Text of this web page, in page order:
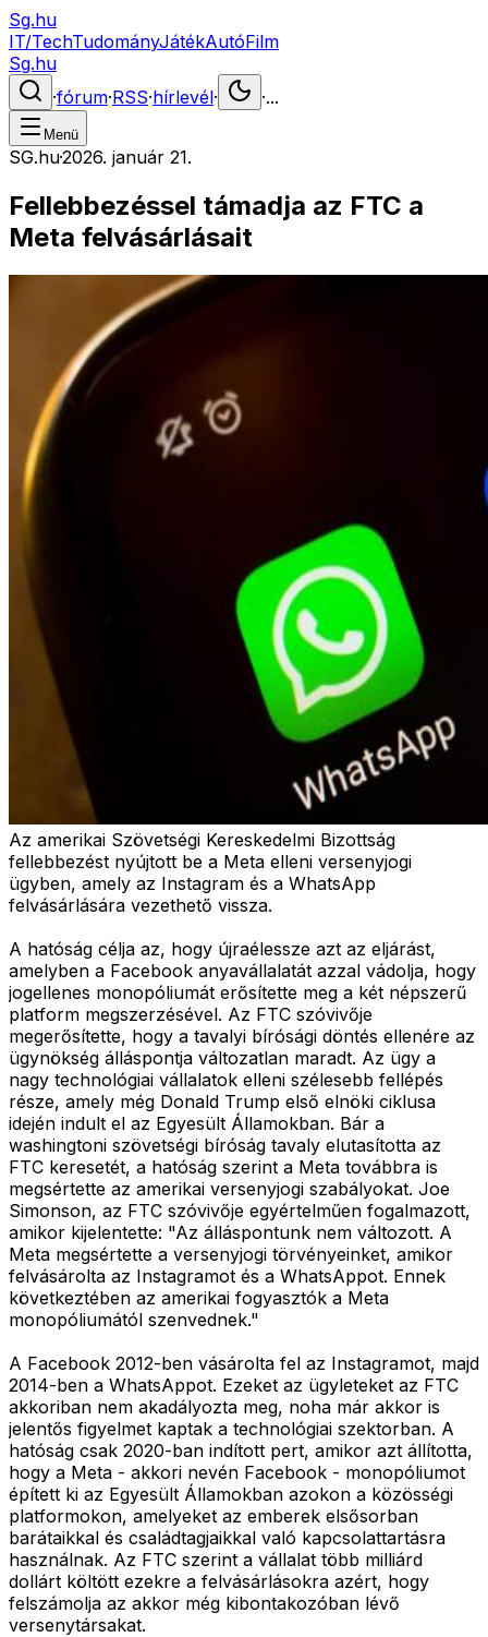
Sg.hu
IT/TechTudományJátékAutóFilm
Sg.hu
·fórum·RSS·hírlevél· ·...
Menü
SG.hu·2026. január 21.
Fellebbezéssel támadja az FTC a
Meta felvásárlásait
Az amerikai Szövetségi Kereskedelmi Bizottság
fellebbezést nyújtott be a Meta elleni versenyjogi
ügyben, amely az Instagram és a WhatsApp
felvásárlására vezethető vissza.
A hatóság célja az, hogy újraélessze azt az eljárást,
amelyben a Facebook anyavállalatát azzal vádolja, hogy
jogellenes monopóliumát erősítette meg a két népszerű
platform megszerzésével. Az FTC szóvivője
megerősítette, hogy a tavalyi bírósági döntés ellenére az
ügynökség álláspontja változatlan maradt. Az ügy a
nagy technológiai vállalatok elleni szélesebb fellépés
része, amely még Donald Trump első elnöki ciklusa
idején indult el az Egyesült Államokban. Bár a
washingtoni szövetségi bíróság tavaly elutasította az
FTC keresetét, a hatóság szerint a Meta továbbra is
megsértette az amerikai versenyjogi szabályokat. Joe
Simonson, az FTC szóvivője egyértelműen fogalmazott,
amikor kijelentette: "Az álláspontunk nem változott. A
Meta megsértette a versenyjogi törvényeinket, amikor
felvásárolta az Instagramot és a WhatsAppot. Ennek
következtében az amerikai fogyasztók a Meta
monopóliumától szenvednek."
A Facebook 2012-ben vásárolta fel az Instagramot, majd
2014-ben a WhatsAppot. Ezeket az ügyleteket az FTC
akkoriban nem akadályozta meg, noha már akkor is
jelentős figyelmet kaptak a technológiai szektorban. A
hatóság csak 2020-ban indított pert, amikor azt állította,
hogy a Meta - akkori nevén Facebook - monopóliumot
épített ki az Egyesült Államokban azokon a közösségi
platformokon, amelyeket az emberek elsősorban
barátaikkal és családtagjaikkal való kapcsolattartásra
használnak. Az FTC szerint a vállalat több milliárd
dollárt költött ezekre a felvásárlásokra azért, hogy
felszámolja az akkor még kibontakozóban lévő
versenytársakat.